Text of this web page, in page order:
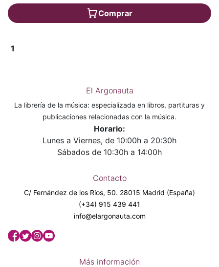
Comprar
1
El Argonauta
La librería de la música: especializada en libros, partituras y
publicaciones relacionadas con la música.
Horario:
Lunes a Viernes, de 10:00h a 20:30h
Sábados de 10:30h a 14:00h
Contacto
C/ Fernández de los Ríos, 50. 28015 Madrid (España)
(+34) 915 439 441
info@elargonauta.com
Más información